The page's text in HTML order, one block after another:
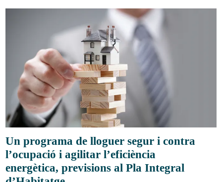
Un programa de lloguer segur i contra
l’ocupació i agilitar l’eficiència
energètica, previsions al Pla Integral